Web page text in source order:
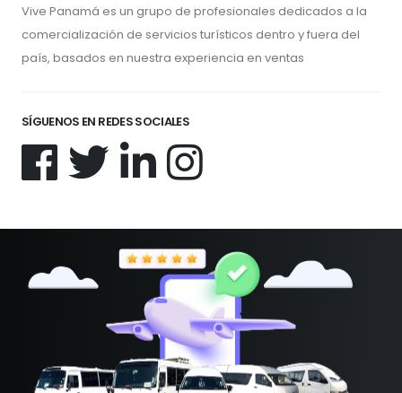
Vive Panamá es un grupo de profesionales dedicados a la
comercialización de servicios turísticos dentro y fuera del
país, basados en nuestra experiencia en ventas
SÍGUENOS EN REDES SOCIALES